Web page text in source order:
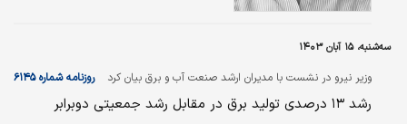
غیرقابل بازگشت کیفیت زندگی بشر در سه قرن
پیشرفت‌های بشری در…
سه‌شنبه، ۱۵ آبان ۱۴۰۳
وزیر نیرو در نشست با مدیران ارشد صنعت آب و برق بیان کرد روزنامه شماره ۶۱۴۵
رشد ۱۳ درصدی تولید برق در مقابل رشد جمعیتی دوبرابر